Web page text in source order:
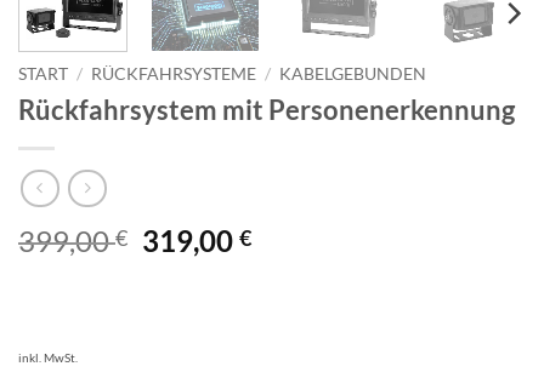
START / RÜCKFAHRSYSTEME / KABELGEBUNDEN
Rückfahrsystem mit Personenerkennung
399,00€ Ursprünglicher
Preis
319,00€Aktueller
inkl. MwSt.